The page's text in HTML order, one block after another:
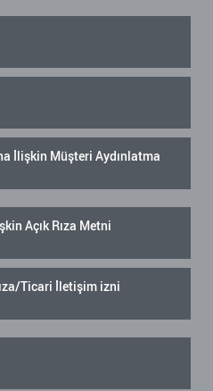
İlişkin Müşteri Aydınlatma
Açık Rıza Metni
Ticari İletişim izni